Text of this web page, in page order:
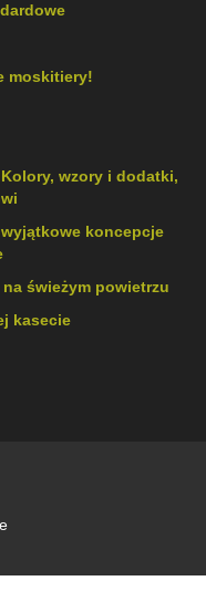
moskitiery!
wzory i dodatki,
koncepcje
świeżym powietrzu
kasecie